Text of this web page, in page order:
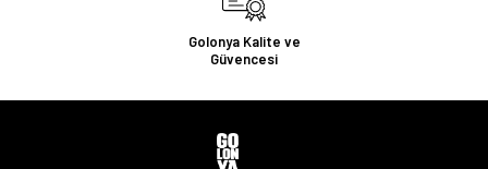
Golonya Kalite ve
Güvencesi